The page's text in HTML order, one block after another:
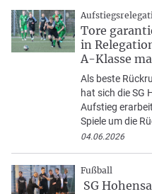
Tore
in
A-Klasse
Als beste
hat sich die SG
Aufstieg
Spiele um die
04.06.2026
Fußball
SG